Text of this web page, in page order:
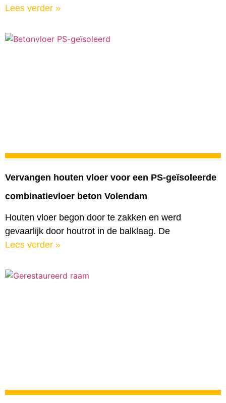
Lees verder »
Vervangen houten vloer voor een PS-geïsoleerde
combinatievloer beton Volendam
Houten vloer begon door te zakken en werd
gevaarlijk door houtrot in de balklaag. De
Lees verder »